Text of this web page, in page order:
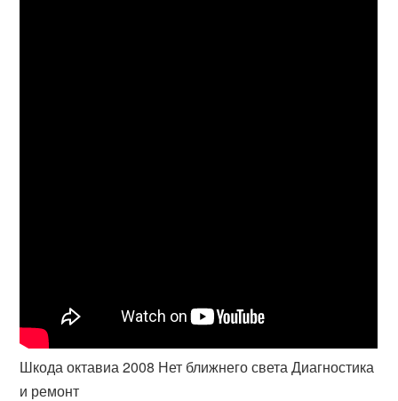
Шкода октавиа 2008 Нет ближнего света Диагностика
и ремонт